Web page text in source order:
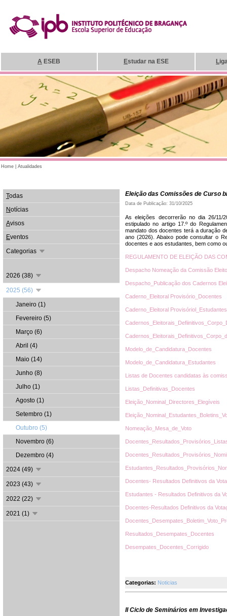
A ESEB Estudar na ESE L
Home Atualidades
Todas
Notícias
Avisos
Eventos
Categorias
2026 (38)
2025 (56)
Janeiro (1)
Fevereiro (5)
Março (6)
Abril (4)
Maio (14)
Junho (8)
Julho (1)
Agosto (1)
Setembro (1)
Outubro (5)
Novembro (6)
Dezembro (4)
2024 (49)
2023 (43)
2022 (22)
2021 (1)
Eleição das Comissões de Curso
Data de Publicação: 31/10/2025
As eleições decorrerão no dia 26/
estipulado no artigo 17.º do
mandato dos docentes terá a duração
ano (2026). Abaixo pode consultar o
docentes e aos estudantes, bem como
REGULAMENTO DE ELEIÇÃO DAS
Despacho Nomeação da Comissão
Despacho_Publicação dos Cadernos
Caderno_Eleitoral Provisório_Docentes
Caderno_Eleitoral Provisóriol_Estudantes
Modelo_de_Candidatura_Docentes
Modelo_de_Candidatura_Estudantes
Listas de Docentes candidatas às
Listas_Definitivas_Docentes
Eleição_Nominal_Directores_Elegíveis
Nomeação_Mesa_de_Voto
Docentes- Resultados Definitivos da
Estudantes - Resultados Definitivos da
Docentes-Resultados Definitivos da
Resultados_Desempates_Docentes
Desempates_Docentes_Corrigido
Categorias: Noticias
II Ciclo de Seminários em